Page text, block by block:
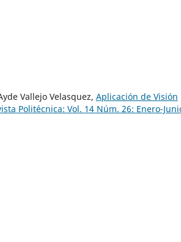
Vallejo Velasquez, Aplicación de Visión
Politécnica: Vol. 14 Núm. 26: Enero-